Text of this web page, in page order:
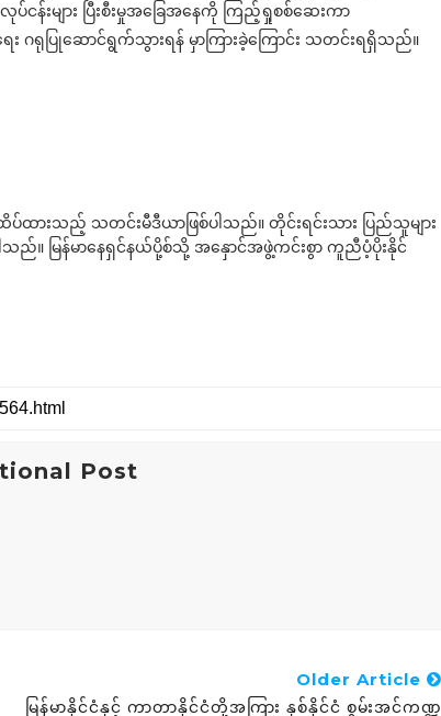
းလုပ်ငန်းများ ပြီးစီးမှုအခြေအနေကို ကြည့်ရှုစစ်ဆေးကာ
ဂရုပြုဆောင်ရွက်သွားရန် မှာကြားခဲ့ကြောင်း သတင်းရရှိသည်။
ထားသည့် သတင်းမီဒီယာဖြစ်ပါသည်။ တိုင်းရင်းသား ပြည်သူများ
သည်။ မြန်မာနေရှင်နယ်ပို့စ်သို့ အနှောင်အဖွဲ့ကင်းစွာ ကူညီပံ့ပိုးနိုင်
Post
Older Article
မြန်မာနိုင်ငံနှင့် ကာတာနိုင်ငံတို့အကြား နှစ်နိုင်ငံ စွမ်းအင်ကဏ္ဍ